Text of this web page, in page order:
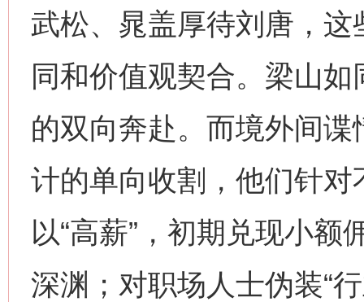
武松、晁盖厚待刘唐，
同和价值观契合。梁山
的双向奔赴。而境外间
计的单向收割，他们针
以“高薪”，初期兑现小
深渊；对职场人士伪装“